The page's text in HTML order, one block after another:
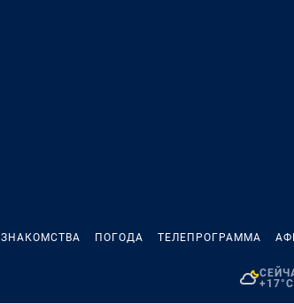
ЗНАКОМСТВА ПОГОДА ТЕЛЕПРОГРАММА
+17°C